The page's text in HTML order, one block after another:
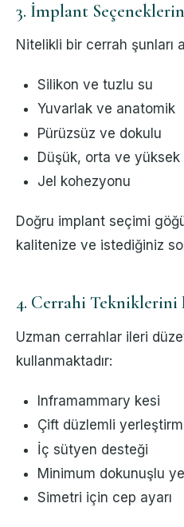
3. İmplant
Nitelikli bir cerrah şunları
Silikon ve tuzlu su
Yuvarlak ve anatomik
Pürüzsüz ve dokulu
Düşük, orta ve
Jel kohezyonu
Doğru implant seçimi
kalitenize ve istediğiniz
4. Cerrahi Tekniklerini
Uzman cerrahlar ileri
kullanmaktadır:
Inframammary kesi
Çift düzlemli
İç sütyen desteği
Minimum dokunuşlu
Simetri için cep ayarı